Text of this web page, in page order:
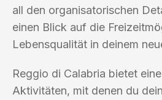
all den organisatorischen
einen Blick auf die
Lebensqualität in deinem
Reggio di Calabria bietet
Aktivitäten, mit denen du